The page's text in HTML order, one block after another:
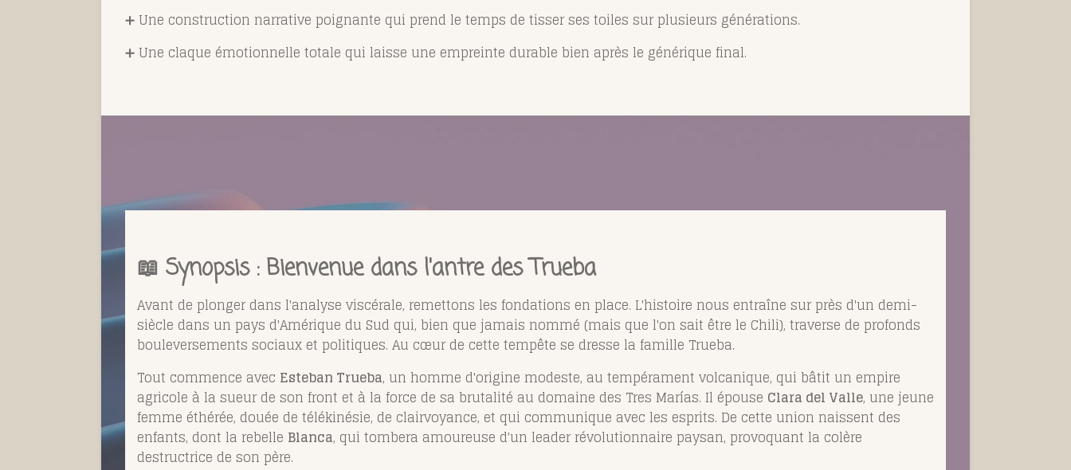
➕ Une construction narrative poignante qui prend le temps de tisser ses toiles sur plusieurs générations.
➕ Une claque émotionnelle totale qui laisse une empreinte durable bien après le générique final.
📖 Synopsis : Bienvenue dans l'antre des Trueba
Avant de plonger dans l'analyse viscérale, remettons les fondations en place. L'histoire nous entraîne sur près d'un demi-
siècle dans un pays d'Amérique du Sud qui, bien que jamais nommé (mais que l'on sait être le Chili), traverse de profonds
bouleversements sociaux et politiques. Au cœur de cette tempête se dresse la famille Trueba.
Tout commence avec Esteban Trueba, un homme d'origine modeste, au tempérament volcanique, qui bâtit un empire
agricole à la sueur de son front et à la force de sa brutalité au domaine des Tres Marías. Il épouse Clara del Valle, une jeune
femme éthérée, douée de télékinésie, de clairvoyance, et qui communique avec les esprits. De cette union naissent des
enfants, dont la rebelle Blanca, qui tombera amoureuse d'un leader révolutionnaire paysan, provoquant la colère
destructrice de son père.